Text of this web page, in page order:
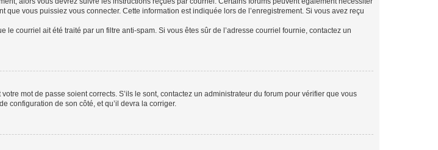
vous puissiez vous connecter. Cette information est indiquée lors de l’enregistrement. Si vous avez reçu
courriel ait été traité par un filtre anti-spam. Si vous êtes sûr de l’adresse courriel fournie, contactez un
mot de passe soient corrects. S’ils le sont, contactez un administrateur du forum pour vérifier que vous
configuration de son côté, et qu’il devra la corriger.